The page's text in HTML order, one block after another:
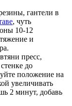
гантели в
, чуть
10-12
и
пресс,
до
положение на
увеличивать
2 минут, добавь